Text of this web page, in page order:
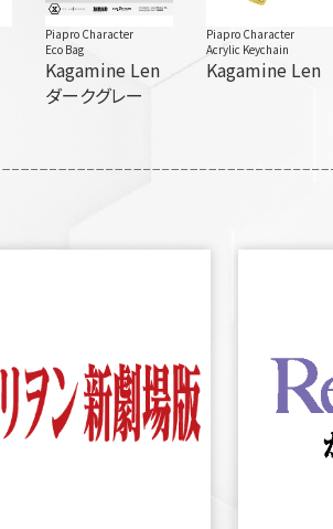
Piapro Character
Eco Bag
Kagamine Len
ダークグレー
Piapro Character
Acrylic Keychain
Kagamine Len